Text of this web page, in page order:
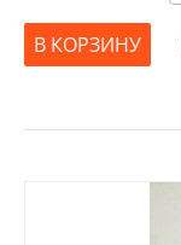
В КОРЗИНУ